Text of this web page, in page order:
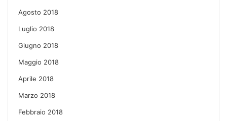
Agosto 2018
Luglio 2018
Giugno 2018
Maggio 2018
Aprile 2018
Marzo 2018
Febbraio 2018